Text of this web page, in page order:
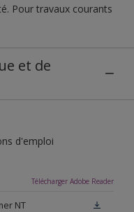
Pour travaux courants
et de
d'emploi
Télécharger Adobe Reader
NT